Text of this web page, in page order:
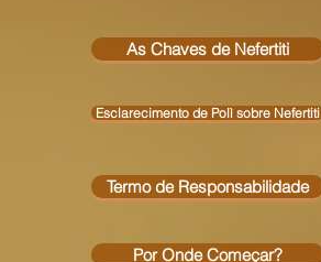
As Chaves de Nefertiti
Termo de Responsabilidade
Por Onde Começar?
Esclarecimento de Polì sobre Nefertiti